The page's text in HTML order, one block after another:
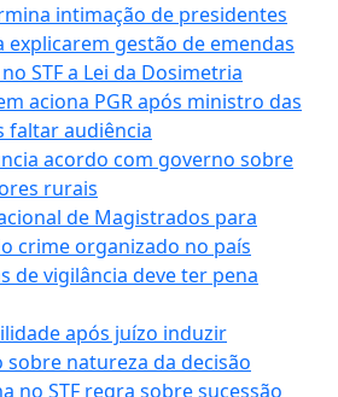
intimação de presidentes
gestão de emendas
STF a Lei da Dosimetria
aciona PGR após ministro das
faltar audiência
acordo com governo sobre
rurais
de Magistrados para
crime organizado no país
de vigilância deve ter pena
após juízo induzir
natureza da decisão
no STF regra sobre sucessão